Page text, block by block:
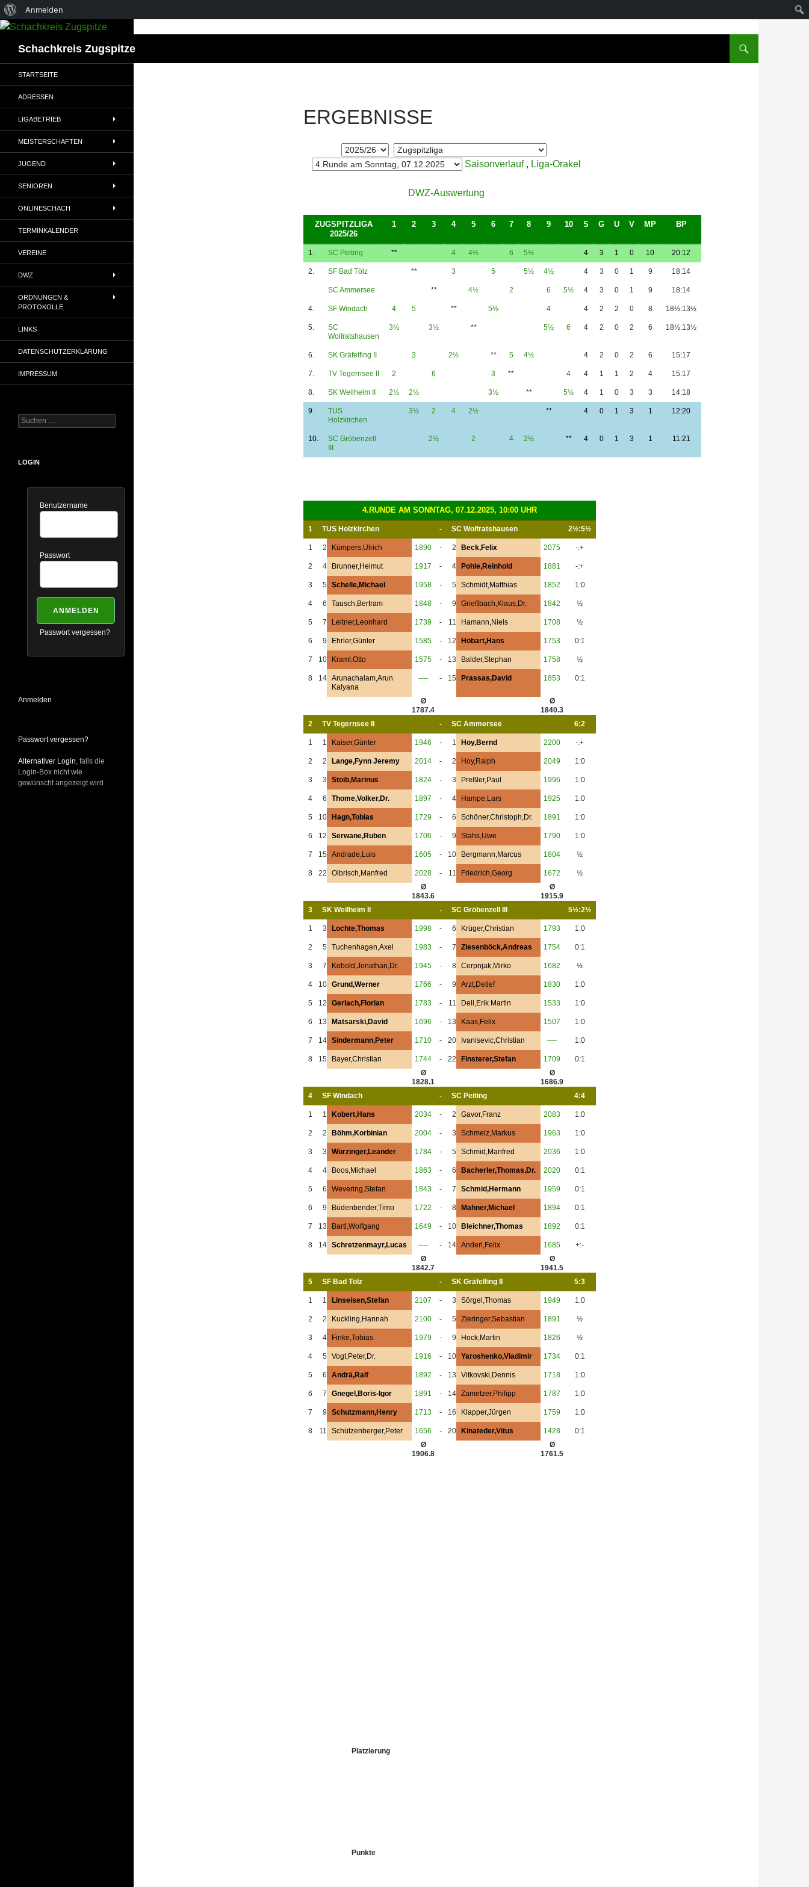
Über
WordPress
Anmelden
Zum
springenSchachkreis Zugspitze
ERGEBNISSE
Saisonverlauf, Liga-Orakel
DWZ-Auswertung
ZUGSPITZLIGA
2025/26
1 2 3 4 5 6 7 8 9 10 S G U V MP BP
1. SC Peiting ** 4 4½ 6 5½ 4 3 1 0 10 20:12
2. SF Bad Tölz ** 3 5 5½ 4½ 4 3 0 1 9 18:14
SC Ammersee ** 4½ 2 6 5½ 4 3 0 1 9 18:14
4. SF Windach 4 5 ** 5½ 4 4 2 2 0 8 18½:13½
5.
SC
Wolfratshausen
3½ 3½ ** 5½ 6 4 2 0 2 6 18½:13½
6. SK Gräfelfing II 3 2½ ** 5 4½ 4 2 0 2 6 15:17
7. TV Tegernsee II 2 6 3 ** 4 4 1 1 2 4 15:17
8. SK Weilheim II 2½ 2½ 3½ ** 5½ 4 1 0 3 3 14:18
9.
TUS
Holzkirchen
3½ 2 4 2½ ** 4 0 1 3 1 12:20
10.
SC Gröbenzell
III
2½ 2 4 2½ ** 4 0 1 3 1 11:21
4.RUNDE AM SONNTAG, 07.12.2025, 10:00 UHR
1 TUS Holzkirchen - SC Wolfratshausen 2½:5½
1 2 Kümpers,Ulrich 1890 - 2 Beck,Felix 2075 -:+
2 4 Brunner,Helmut 1917 - 4 Pohle,Reinhold 1881 -:+
3 5 Schelle,Michael 1958 - 5 Schmidt,Matthias 1852 1:0
4 6 Tausch,Bertram 1848 - 9 Grießbach,Klaus,Dr. 1842 ½
5 7 Leitner,Leonhard 1739 - 11 Hamann,Niels 1708 ½
6 9 Ehrler,Günter 1585 - 12 Höbart,Hans 1753 0:1
7 10 Kraml,Otto 1575 - 13 Balder,Stephan 1758 ½
8 14 Arunachalam,Arun
Kalyana
---- - 15 Prassas,David 1853 0:1
Ø
1787.4
Ø
1840.3
2
TV Tegernsee II - SC Ammersee 6:2
1 1 Kaiser,Günter 1946 - 1 Hoy,Bernd 2200 -:+
2 2 Lange,Fynn Jeremy 2014 - 2 Hoy,Ralph 2049 1:0
3 3 Stoib,Marinus 1824 - 3 Preßler,Paul 1996 1:0
4 6 Thome,Volker,Dr. 1897 - 4 Hampe,Lars 1925 1:0
5 10 Hagn,Tobias 1729 - 6 Schöner,Christoph,Dr. 1891 1:0
6 12 Serwane,Ruben 1706 - 9 Stahs,Uwe 1790 1:0
7 15 Andrade,Luis 1605 - 10 Bergmann,Marcus 1804 ½
8 22 Olbrisch,Manfred 2028 - 11 Friedrich,Georg 1672
½
Ø
1843.6
Ø
1915.9
3
SK Weilheim II - SC Gröbenzell III 5½:2½
1 3 Lochte,Thomas 1998 - 6 Krüger,Christian 1793 1:0
2 5 Tuchenhagen,Axel 1983 - 7 Ziesenböck,Andreas 1754 0:1
3 7 Kobold,Jonathan,Dr. 1945 - 8 Cerpnjak,Mirko 1682 ½
4 10 Grund,Werner 1766 - 9 Arzt,Detlef 1830 1:0
5 12 Gerlach,Florian 1783 - 11 Dell,Erik Martin 1533 1:0
6 13 Matsarski,David 1696 - 13 Kaas,Felix 1507 1:0
7 14 Sindermann,Peter 1710 - 20 Ivanisevic,Christian ---- 1:0
8 15 Bayer,Christian 1744 - 22 Finsterer,Stefan 1709
0:1
Ø
1828.1
Ø
1686.9
4
SF Windach - SC Peiting 4:4
1 1 Kobert,Hans 2034 - 2 Gavor,Franz 2083 1:0
2 2 Böhm,Korbinian 2004 - 3 Schmelz,Markus 1963 1:0
3 3 Würzinger,Leander 1784 - 5 Schmid,Manfred 2036 1:0
4 4 Boos,Michael 1863 - 6 Bacherler,Thomas,Dr. 2020 0:1
5 6 Wevering,Stefan 1843 - 7 Schmid,Hermann 1959 0:1
6 9 Büdenbender,Timo 1722 - 8 Mahner,Michael 1894 0:1
7 13 Bartl,Wolfgang 1649 - 10 Bleichner,Thomas 1892 0:1
8 14 Schretzenmayr,Lucas ---- - 14 Anderl,Felix 1685
+:-
Ø
1842.7
Ø
1941.5
5
SF Bad Tölz - SK Gräfelfing II 5:3
1 1 Linseisen,Stefan 2107 - 3 Sörgel,Thomas 1949 1:0
2 2 Kuckling,Hannah 2100 - 5 Zieringer,Sebastian 1891 ½
3 4 Finke,Tobias 1979 - 9 Hock,Martin 1826 ½
4 5 Vogt,Peter,Dr. 1916 - 10 Yaroshenko,Vladimir 1734 0:1
5 6 Andrä,Ralf 1892 - 13 Vitkovski,Dennis 1718 1:0
6 7 Gnegel,Boris-Igor 1891 - 14 Zametzer,Philipp 1787 1:0
7 9 Schutzmann,Henry 1713 - 16 Klapper,Jürgen 1759 1:0
8 11 Schützenberger,Peter 1656 - 20 Kinateder,Vitus 1428
0:1
Ø
1906.8
Ø
1761.5
Platzierung
Punkte
STARTSEITE
ADRESSEN
LIGABETRIEB
MEISTERSCHAFTEN
JUGEND
SENIOREN
ONLINESCHACH
TERMINKALENDER
VEREINE
DWZ
ORDNUNGEN &
PROTOKOLLE
LINKS
DATENSCHUTZERKLÄRUNG
IMPRESSUM
Suchen
nach:
LOGIN
Benutzername
Passwort
Passwort vergessen?
Anmelden
Passwort vergessen?
Alternativer Login , falls die
Login-Box nicht wie
gewünscht angezeigt wird